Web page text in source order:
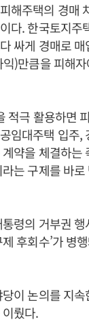
해주택의 경매
다. 한국토지주
싸게 경매로
)만큼을 피해
적극 활용하면
임대주택 입주,
약을 체결하는
는 구제를 바
령의 거부권
후회수’가 병
이 논의를 지
뤘다.